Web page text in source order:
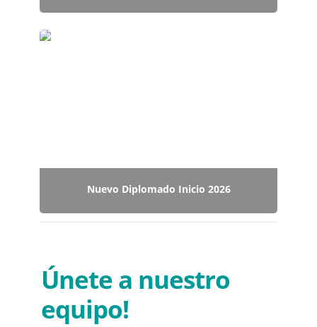
Nuevo Diplomado Inicio 2026
Nuevo Diplomado Inicio 2026
Únete a nuestro
equipo!